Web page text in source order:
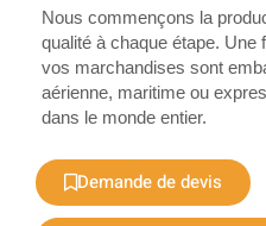
Nous commençons la
qualité à chaque étape. Une
vos marchandises sont
aérienne, maritime ou
dans le monde entier.
Demande de devis